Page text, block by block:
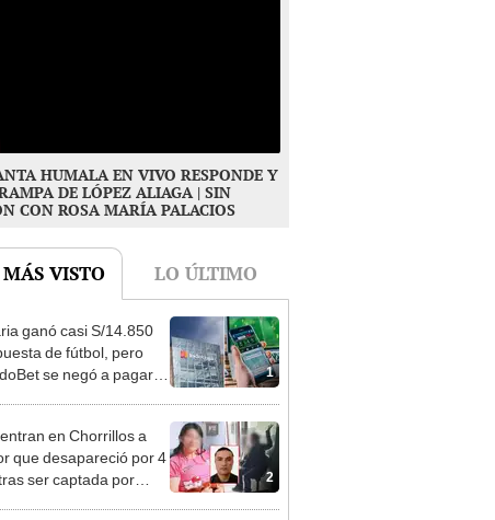
HUMALA EN VIVO RESPONDE Y
DE LÓPEZ ALIAGA | SIN
CON ROSA MARÍA PALACIOS
VISTO LO ÚLTIMO
1
ganó casi S/14.850
de fútbol, pero
se negó a pagar:
2
en Chorrillos a
que desapareció por 4
ser captada por